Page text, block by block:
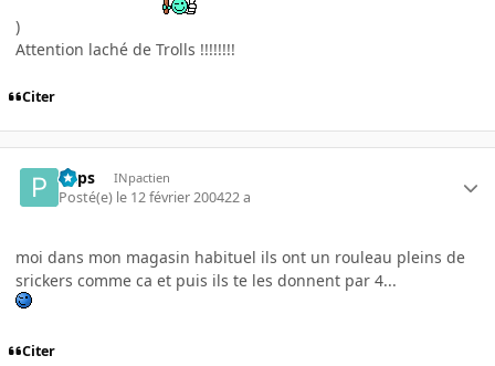
)
Attention laché de Trolls !!!!!!!!
Citer
Paps INpactien
Posté(e) le 12 février 200422 a
moi dans mon magasin habituel ils ont un rouleau pleins de
srickers comme ca et puis ils te les donnent par 4...
Citer